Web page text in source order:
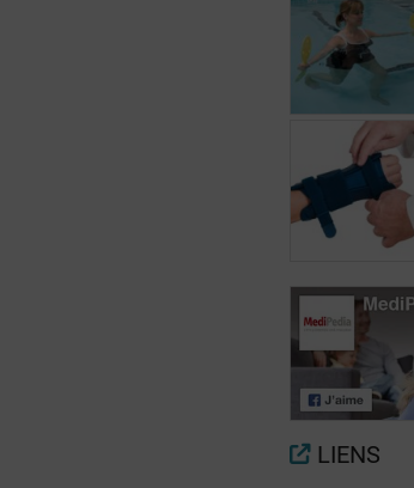
Maintenir une
activité
Orthèses
LIENS